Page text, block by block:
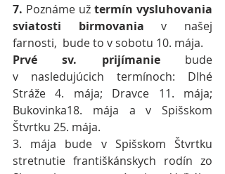
7. Poznáme už termín vysluhovania
sviatosti birmovania v našej
farnosti,  bude to v sobotu 10. mája.
Prvé sv. prijímanie bude
v nasledujúcich termínoch: Dlhé
Stráže 4. mája; Dravce 11. mája;
Bukovinka18. mája a v Spišskom
Štvrtku 25. mája.
3. mája bude v Spišskom Štvrtku
stretnutie františkánskych rodín zo